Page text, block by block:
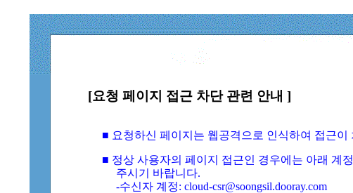
[요청 페이지 접근 차단 관련 안내 ]
■ 요청하신 페이지는 웹공격으로 인식하여 접근이
■ 정상 사용자의 페이지 접근인 경우에는 아래 계
주시기 바랍니다.
-수신자 계정: cloud-csr@soongsil.dooray.com